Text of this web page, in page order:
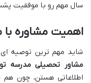
سال مهم رو با موفقیت
اهمیت مشاوره
شاید مهم ترین توصیه
مشاور تحصیلی مدرسه
اطلاعاتی هستن، چون